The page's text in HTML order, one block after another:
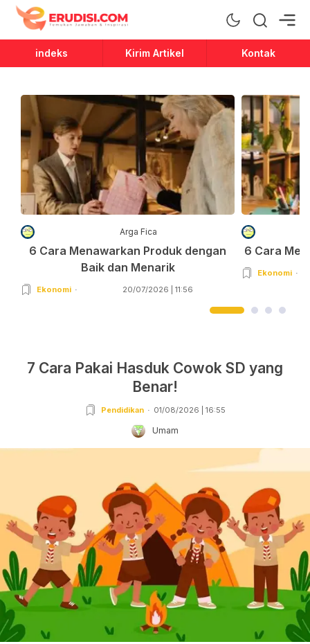
Erudisi
Temukan Jawaban dan Inspirasi
indeks Kirim Artikel Kontak
Arga Fica
6 Cara Menawarkan Produk dengan
Baik dan Menarik
Ekonomi 20/07/2026 | 11:56
6 Cara
Ekonomi
7 Cara Pakai Hasduk Cowok SD yang
Benar!
Pendidikan 01/08/2026 | 16:55
Umam